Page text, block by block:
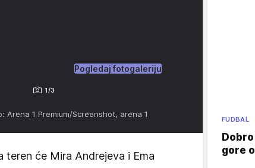
1/3
Pogledaj fotogaleriju
Arena 1 Premium/Screenshot, arena 1
će Mira Andrejeva i Ema
FUDBAL
gore